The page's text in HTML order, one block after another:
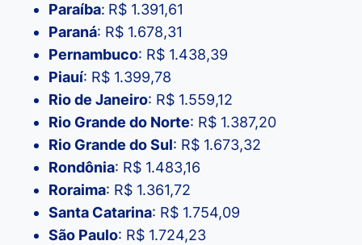
Paraíba: R$ 1.391,61
Paraná: R$ 1.678,31
Pernambuco: R$ 1.438,39
Piauí: R$ 1.399,78
Rio de Janeiro: R$ 1.559,12
Rio Grande do Norte: R$ 1.387,20
Rio Grande do Sul: R$ 1.673,32
Rondônia: R$ 1.483,16
Roraima: R$ 1.361,72
Santa Catarina: R$ 1.754,09
São Paulo: R$ 1.724,23